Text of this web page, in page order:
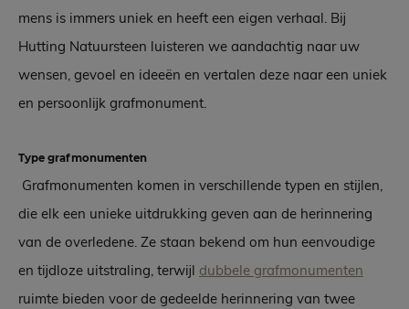
mens is immers uniek en heeft een eigen verhaal. Bij
Hutting Natuursteen luisteren we aandachtig naar uw
wensen, gevoel en ideeën en vertalen deze naar een uniek
en persoonlijk grafmonument.
Type grafmonumenten
Grafmonumenten komen in verschillende typen en stijlen,
die elk een unieke uitdrukking geven aan de herinnering
van de overledene. Ze staan bekend om hun eenvoudige
en tijdloze uitstraling, terwijl dubbele grafmonumenten
ruimte bieden voor de gedeelde herinnering van twee